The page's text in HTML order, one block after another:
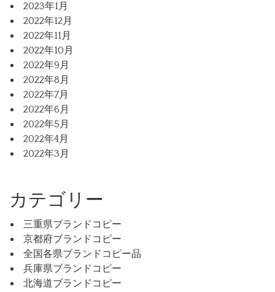
2023年1月
2022年12月
2022年11月
2022年10月
2022年9月
2022年8月
2022年7月
2022年6月
2022年5月
2022年4月
2022年3月
カテゴリー
三重県ブランドコピー
京都府ブランドコピー
全国各県ブランドコピー品
兵庫県ブランドコピー
北海道ブランドコピー